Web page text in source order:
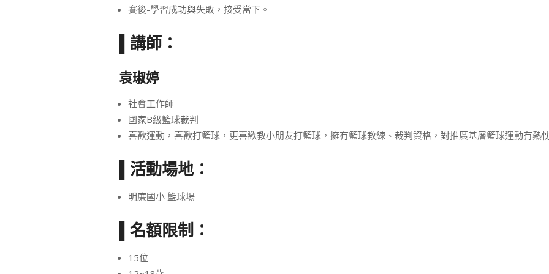
賽後-學習成功與失敗，接受當下。
▌講師：
袁琡婷
社會工作師
國家B級籃球裁判
喜歡運動，喜歡打籃球，更喜歡教小朋友打籃球，擁有籃球教練、裁判資格，對推廣基層籃球運動有熱
▌活動場地：
明廉國小 籃球場
▌名額限制：
15位